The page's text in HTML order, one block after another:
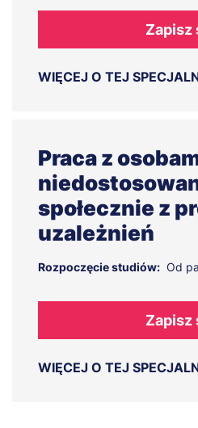
Zapisz
WIĘCEJ O TEJ
Praca z
społecznie z
uzależnień
Rozpoczęcie studiów: Od
Zapisz
WIĘCEJ O TEJ